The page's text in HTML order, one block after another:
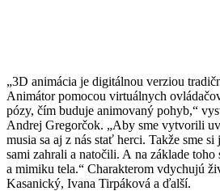
„3D animácia je digitálnou verziou
Animátor pomocou virtuálnych
pózy, čím buduje animovaný pohyb,“
Andrej Gregorčok. „Aby sme vytvorili
musia sa aj z nás stať herci. Takže sme
sami zahrali a natočili. A na základe
a mimiku tela.“ Charakterom vdychujú
Kasanický, Ivana Tirpáková a ďalší.